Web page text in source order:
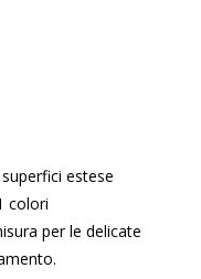
estese
colori
per le delicate